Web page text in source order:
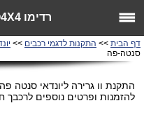
רדימו RADIMO4X4 • (רדיאטור ...
דף הבית >> התקנות לדגמי רכבים >>
סנטה-פה
התקנת וו גרירה ליונדאי סנטה
להזמנות ופרטים נוספים לרכבך